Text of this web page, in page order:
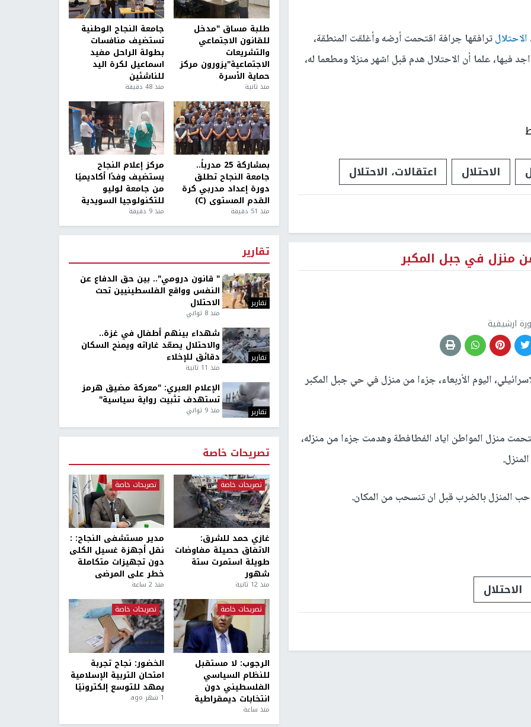
الاحتلالترافقها جرافة اقتحمت أرضه وأغلقت المنطقة،
فيها، علما أن الاحتلال هدم قبل اشهر منزلا ومطعما له،
الاحتلال اعتقالات، الاحتلال
منزل في جبل المكبر
اليوم الأربعاء، جزءا من منزل في حي جبل المكبر
منزل المواطن اياد الفطافطة وهدمت جزءا من منزله،
طلبة مساق "مدخل
للقانون الاجتماعي
والتشريعات
الاجتماعية"يزورون مركز
حماية الأسرة
منذ ثانية
جامعة النجاح الوطنية
تستضيف منافسات
بطولة الراحل مفيد
اسماعيل لكرة اليد
للناشئين
منذ 48 دقيقة
بمشاركة 25 مدرباً..
جامعة النجاح تطلق
دورة إعداد مدربي كرة
القدم المستوى (C)
منذ 51 دقيقة
مركز إعلام النجاح
يستضيف وفدًا أكاديميًا
من جامعة لوليو
للتكنولوجيا السويدية
منذ 9 دقيقة
تقارير
تقارير
" قانون درومي".. بين حق الدفاع عن
النفس وواقع الفلسطينيين تحت
الاحتلال
منذ 8 ثواني
تقارير
شهداء بينهم أطفال في غزة..
والاحتلال يصعّد غاراته ويمنح السكان
دقائق للإخلاء
منذ 11 ثانية
تقارير
الإعلام العبري: "معركة مضيق هرمز
تستهدف تثبيت رواية سياسية"
منذ 9 ثواني
تصريحات خاصة
تصريحات خاصة
غازي حمد للشرق:
الاتفاق حصيلة مفاوضات
طويلة استمرت ستة
شهور
منذ 12 ثانية
تصريحات خاصة
مدير مستشفى النجاح: :
نقل أجهزة غسيل الكلى
دون تجهيزات متكاملة
خطر على المرضى
منذ 2 ساعة
تصريحات خاصة
الرجوب: لا مستقبل
للنظام السياسي
الفلسطيني دون
انتخابات ديمقراطية
منذ ساعة
تصريحات خاصة
الخضور: نجاح تجربة
امتحان التربية الإسلامية
يمهد للتوسع إلكترونيًا
1 شهر ago